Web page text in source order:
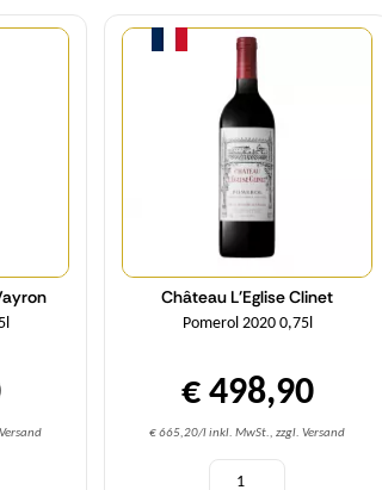
Château L'Eglise Clinet
Pomerol 2020 0,75l
€ 498,90
€ 665,20/l inkl. MwSt., zzgl. Versand
Menge